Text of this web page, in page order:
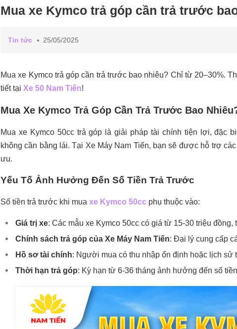
Mua xe Kymco trả góp cần trả trước
Tin tức 25/05/2025
Mua xe Kymco trả góp cần trả trước bao nhiêu? Chỉ từ 20–30%.
tiết tại Xe 50 Nam Tiến!
Mua Xe Kymco Trả Góp Cần Trả Trước Bao
Mua xe Kymco 50cc trả góp là giải pháp tài chính tiện lợi, đặc
không cần bằng lái. Tại Xe Máy Nam Tiến, bạn sẽ được hỗ trợ
ưu.
Yếu Tố Ảnh Hưởng Đến Số Tiền Trả Trước
Số tiền trả trước khi mua xe Kymco 50cc phụ thuộc vào:
Giá trị xe: Các mẫu xe Kymco 50cc có giá từ 15-30 triệu
Chính sách trả góp của Xe Máy Nam Tiến: Đại lý cung cấp
Hồ sơ tài chính: Người mua có thu nhập ổn định hoặc lịch
Thời hạn trả góp: Kỳ hạn từ 6-36 tháng ảnh hưởng đến số